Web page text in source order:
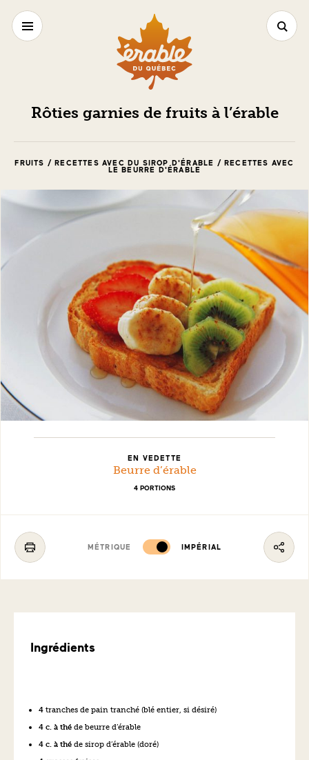
Rôties garnies de fruits à l’érable
FRUITS / RECETTES AVEC DU SIROP D'ÉRABLE / RECETTES AVEC
LE BEURRE D'ÉRABLE
EN VEDETTE
Beurre d’érable
4 PORTIONS
MÉTRIQUE IMPÉRIAL
Ingrédients
4 tranches de pain tranché (blé entier, si désiré)
4 c. à thé de beurre d’érable
4 c. à thé de sirop d’érable (doré)